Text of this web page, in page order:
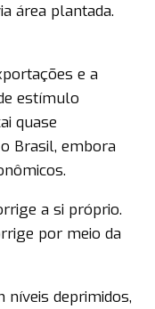
área plantada.
e a
estímulo
quase
Brasil, embora
a si próprio.
por meio da
níveis deprimidos,